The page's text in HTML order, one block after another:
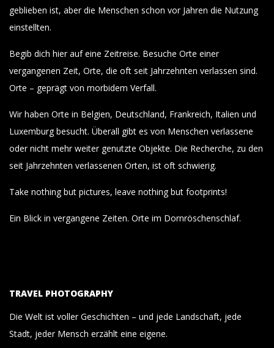
geblieben ist, aber die Menschen schon vor Jahren die Nutzung
einstellten.
Begib dich hier auf eine Zeitreise. Besuche Orte einer
vergangenen Zeit, Orte, die oft seit Jahrzehnten verlassen sind.
Orte – geprägt von morbidem Verfall.
Wir haben Orte in Belgien, Deutschland, Frankreich, Italien und
Luxemburg besucht. Überall gibt es von Menschen verlassene
oder nicht mehr weiter genutzte Objekte. Die Recherche, zu den
seit Jahrzehnten verlassenen Orten, ist oft schwierig.
Take nothing but pictures, leave nothing but footprints!
Ein Blick in vergangene Zeiten. Orte im Dornröschenschlaf.
TRAVEL PHOTOGRAPHY
Die Welt ist voller Geschichten – und jede Landschaft, jede
Stadt, jeder Mensch erzählt eine eigene.